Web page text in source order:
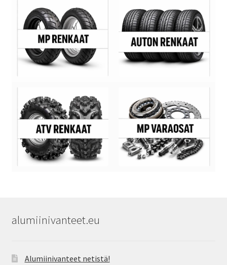
alumiinivanteet.eu
Alumiinivanteet netistä!